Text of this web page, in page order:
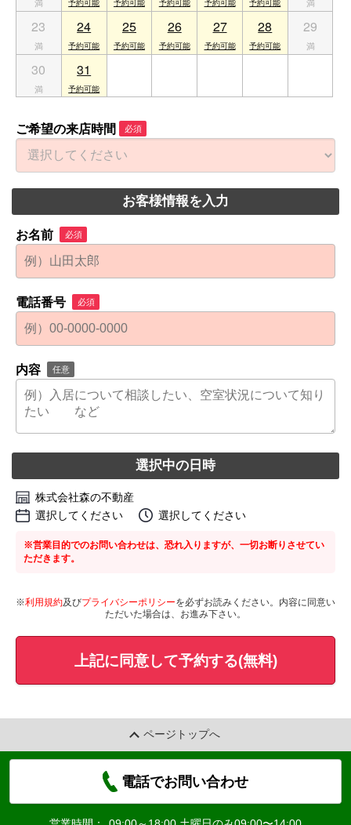
23 24 25 26 27 28 29
30 31
ご希望の来店時間 必須
お客様情報を入力
お名前 必須
電話番号 必須
内容 任意
選択中の日時
株式会社森の不動産
選択してください
選択してください
※営業目的でのお問い合わせは、恐れ入りますが、一切お断りさせてい
ただきます。
※利用規約及びプライバシーポリシーを必ずお読みください。内容に同意い
ただいた場合は、お進み下さい。
上記に同意して予約する(無料)
ページトップへ
電話でお問い合わせ